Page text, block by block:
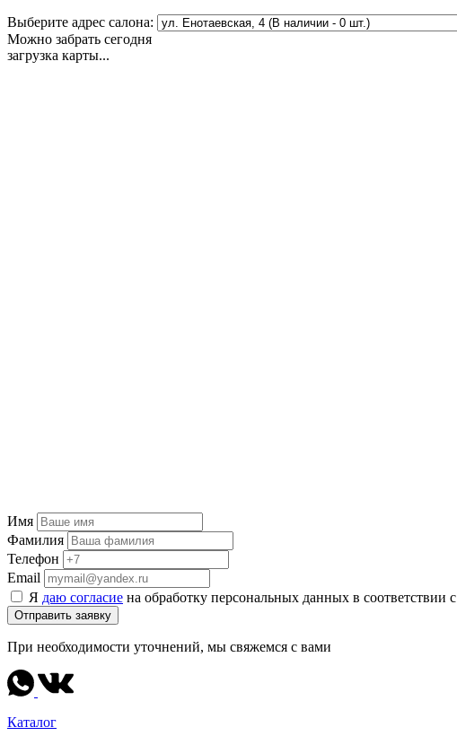
Выберите адрес салона:
Можно забрать сегодня
загрузка карты...
Имя
Фамилия
Телефон
Email
Я даю согласие на обработку персональных данных в соответствии с
Отправить заявку
При необходимости уточнений, мы свяжемся с вами
Каталог